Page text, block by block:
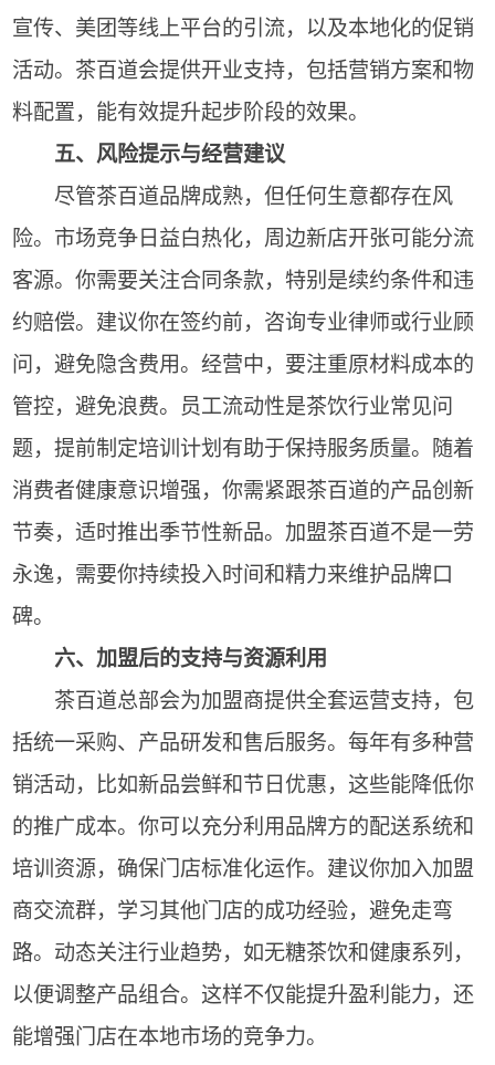
宣传、美团等线上平台的引流，以及本地化的促销
活动。茶百道会提供开业支持，包括营销方案和物
料配置，能有效提升起步阶段的效果。
五、风险提示与经营建议
尽管茶百道品牌成熟，但任何生意都存在风
险。市场竞争日益白热化，周边新店开张可能分流
客源。你需要关注合同条款，特别是续约条件和违
约赔偿。建议你在签约前，咨询专业律师或行业顾
问，避免隐含费用。经营中，要注重原材料成本的
管控，避免浪费。员工流动性是茶饮行业常见问
题，提前制定培训计划有助于保持服务质量。随着
消费者健康意识增强，你需紧跟茶百道的产品创新
节奏，适时推出季节性新品。加盟茶百道不是一劳
永逸，需要你持续投入时间和精力来维护品牌口
碑。
六、加盟后的支持与资源利用
茶百道总部会为加盟商提供全套运营支持，包
括统一采购、产品研发和售后服务。每年有多种营
销活动，比如新品尝鲜和节日优惠，这些能降低你
的推广成本。你可以充分利用品牌方的配送系统和
培训资源，确保门店标准化运作。建议你加入加盟
商交流群，学习其他门店的成功经验，避免走弯
路。动态关注行业趋势，如无糖茶饮和健康系列，
以便调整产品组合。这样不仅能提升盈利能力，还
能增强门店在本地市场的竞争力。